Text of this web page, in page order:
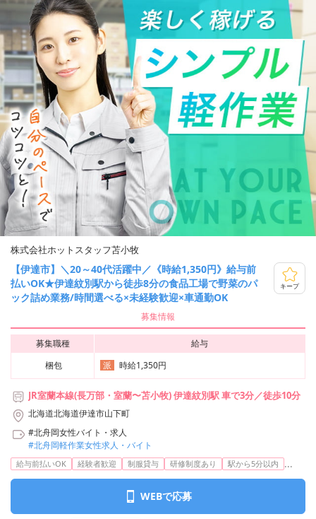
株式会社ホットスタッフ苫小牧
【伊達市】＼20～40代活躍中／《時給1,350円》給与前
払いOK★伊達紋別駅から徒歩8分の食品工場で野菜のパ
ック詰め業務/時間選べる×未経験歓迎×車通勤OK
キープ
募集情報
募集職種
給与
梱包
派 時給1,350円
JR室蘭本線(長万部・室蘭〜苫小牧) 伊達紋別駅 車で3分／徒歩10分
北海道北海道伊達市山下町
#北舟岡女性バイト・求人
#北舟岡軽作業女性求人・バイト
給与前払いOK 経験者歓迎 制服貸与 研修制度あり 駅から5分以内 ...
WEBで応募